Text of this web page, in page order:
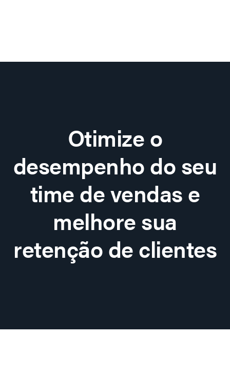
Otimize o
desempenho do seu
time de vendas e
melhore sua
retenção de clientes